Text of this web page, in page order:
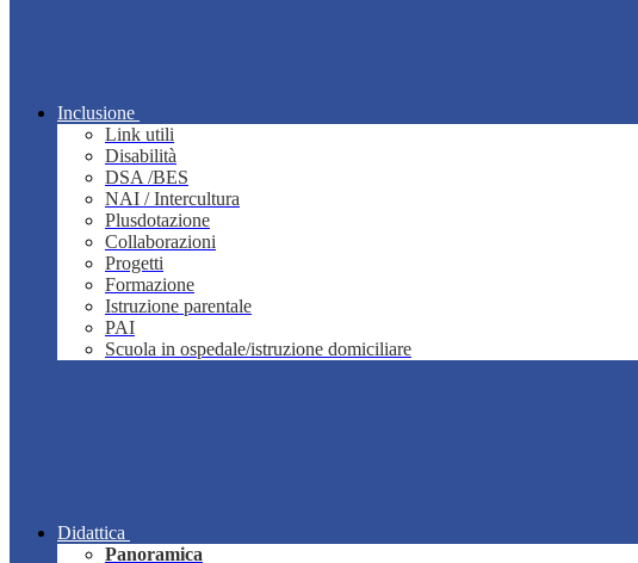
Inclusione
Link utili
Disabilità
DSA /BES
NAI / Intercultura
Plusdotazione
Collaborazioni
Progetti
Formazione
Istruzione parentale
PAI
Scuola in ospedale/istruzione domiciliare
Didattica
Panoramica